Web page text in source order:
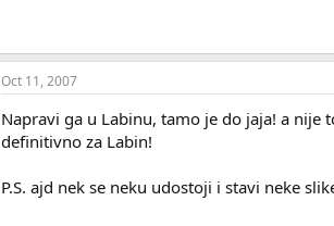
Oct 11, 2007
Napravi ga u Labinu, tamo je do jaja! a
definitivno za Labin!
P.S. ajd nek se neku udostoji i stavi neke